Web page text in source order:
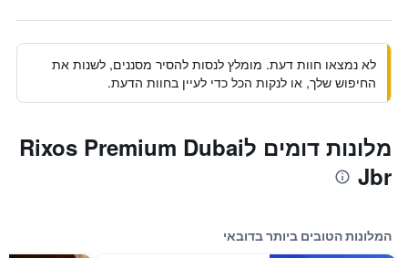
לא נמצאו חוות דעת. מומלץ לנסות להסיר מסננים, לשנות את
החיפוש שלך, או לנקות הכל כדי לעיין בחוות הדעת.
מלונות דומים לRixos Premium Dubai
Jbr
המלונות הטובים ביותר בדובאי